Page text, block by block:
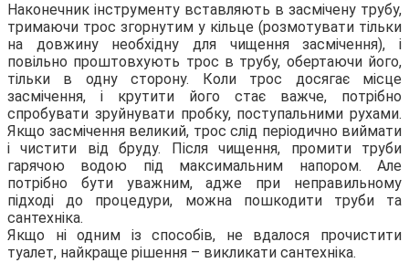
Наконечник інструменту вставляють в засмічену трубу,
тримаючи трос згорнутим у кільце (розмотувати тільки
на довжину необхідну для чищення засмічення), і
повільно проштовхують трос в трубу, обертаючи його,
тільки в одну сторону. Коли трос досягає місце
засмічення, і крутити його стає важче, потрібно
спробувати зруйнувати пробку, поступальними рухами.
Якщо засмічення великий, трос слід періодично виймати
і чистити від бруду. Після чищення, промити труби
гарячою водою під максимальним напором. Але
потрібно бути уважним, адже при неправильному
підході до процедури, можна пошкодити труби та
сантехніка.
Якщо ні одним із способів, не вдалося прочистити
туалет, найкраще рішення – викликати сантехніка.